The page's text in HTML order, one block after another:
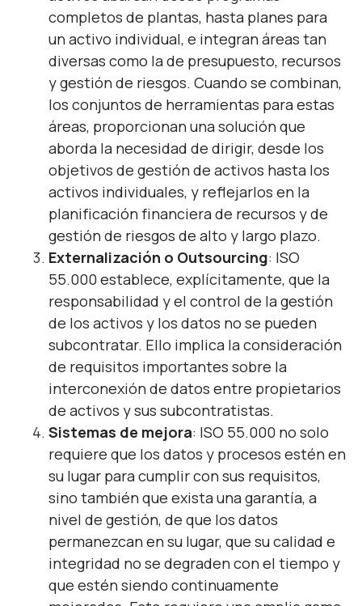
completos de plantas, hasta planes para
un activo individual, e integran áreas tan
diversas como la de presupuesto, recursos
y gestión de riesgos. Cuando se combinan,
los conjuntos de herramientas para estas
áreas, proporcionan una solución que
aborda la necesidad de dirigir, desde los
objetivos de gestión de activos hasta los
activos individuales, y reflejarlos en la
planificación financiera de recursos y de
gestión de riesgos de alto y largo plazo.
Externalización o Outsourcing: ISO
55.000 establece, explícitamente, que la
responsabilidad y el control de la gestión
de los activos y los datos no se pueden
subcontratar. Ello implica la consideración
de requisitos importantes sobre la
interconexión de datos entre propietarios
de activos y sus subcontratistas.
Sistemas de mejora: ISO 55.000 no solo
requiere que los datos y procesos estén en
su lugar para cumplir con sus requisitos,
sino también que exista una garantía, a
nivel de gestión, de que los datos
permanezcan en su lugar, que su calidad e
integridad no se degraden con el tiempo y
que estén siendo continuamente